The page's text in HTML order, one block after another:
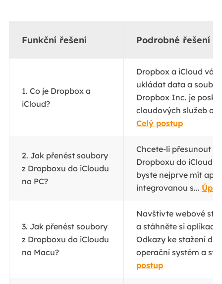
Funkční řešení Podrobné řešení
1. Co je Dropbox a
iCloud?
Dropbox a iCloud
ukládat data a
Dropbox Inc. je
cloudových služeb od
Celý postup
2. Jak přenést soubory
z Dropboxu do iCloudu
na PC?
Chcete-li přesunout
Dropboxu do iCloudu
byste nejprve mít
integrovanou s...
3. Jak přenést soubory
z Dropboxu do iCloudu
na Macu?
Navštivte webové
a stáhněte si aplikaci
Odkazy ke stažení
operační systém a
postup